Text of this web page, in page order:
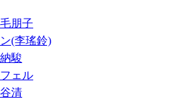
朋子
(李瑤鈴)
駿
ェル
清